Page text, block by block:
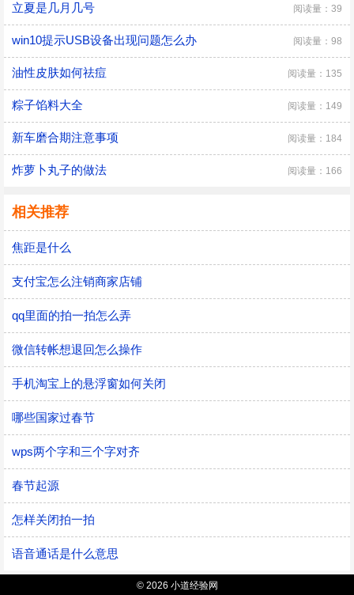
立夏是几月几号 阅读量：39
win10提示USB设备出现问题怎么办 阅读量：98
油性皮肤如何祛痘 阅读量：135
粽子馅料大全 阅读量：149
新车磨合期注意事项 阅读量：184
炸萝卜丸子的做法 阅读量：166
相关推荐
焦距是什么
支付宝怎么注销商家店铺
qq里面的拍一拍怎么弄
微信转帐想退回怎么操作
手机淘宝上的悬浮窗如何关闭
哪些国家过春节
wps两个字和三个字对齐
春节起源
怎样关闭拍一拍
语音通话是什么意思
© 2026 小道经验网